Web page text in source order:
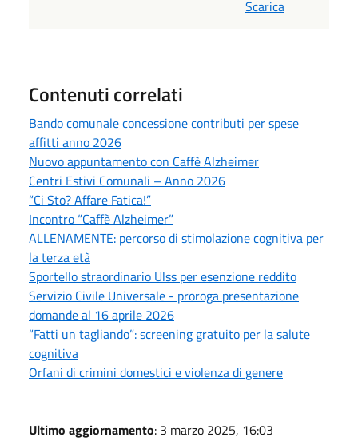
Scarica
Contenuti correlati
Bando comunale concessione contributi per spese
affitti anno 2026
Nuovo appuntamento con Caffè Alzheimer
Centri Estivi Comunali – Anno 2026
“Ci Sto? Affare Fatica!”
Incontro “Caffè Alzheimer”
ALLENAMENTE: percorso di stimolazione cognitiva per
la terza età
Sportello straordinario Ulss per esenzione reddito
Servizio Civile Universale - proroga presentazione
domande al 16 aprile 2026
“Fatti un tagliando”: screening gratuito per la salute
cognitiva
Orfani di crimini domestici e violenza di genere
Ultimo aggiornamento: 3 marzo 2025, 16:03